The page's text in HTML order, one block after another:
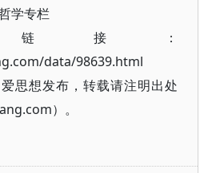
学专栏
接：
data/98639.html
思想发布，转载请注明出处
）。